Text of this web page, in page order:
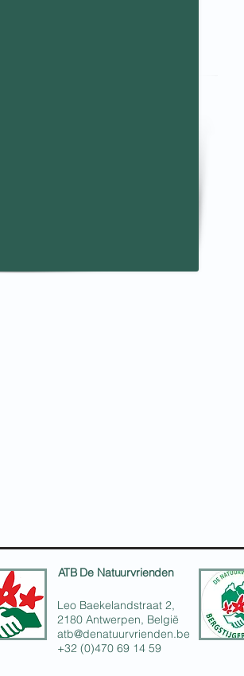
ATB De Natuurvrienden
Leo Baekelandstraat 2,
2180 Antwerpen, België
atb@denatuurvrienden.be
+32 (0)470 69 14 59